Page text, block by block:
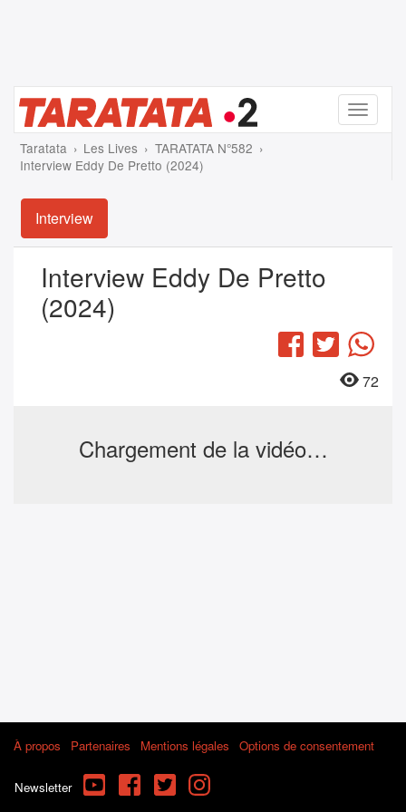
Menu
Taratata Les Lives
TARATATA N°582
Interview Eddy De Pretto (2024)
Interview
Interview Eddy De Pretto
(2024)
Facebook
Twitter
72
Chargement de la vidéo…
À propos Partenaires Mentions légales Options de consentement
Newsletter YouTube FacebookTwitterInstagram